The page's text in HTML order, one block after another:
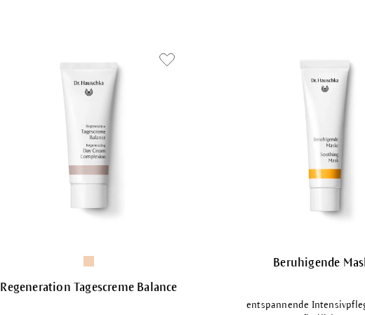
Regeneration Tagescreme Balance
Beruhigende
entspannende